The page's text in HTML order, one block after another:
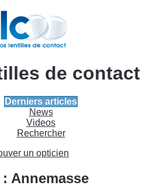
de contact
Derniers articles
News
Videos
Rechercher
un opticien
Annemasse